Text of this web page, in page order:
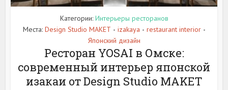
Категории: Интерьеры ресторанов
Места: Design Studio MAKET • izakaya • restaurant interior •
Японский дизайн
Ресторан YOSAI в Омске:
современный интерьер японской
изакаи от Design Studio MAKET